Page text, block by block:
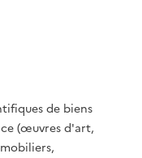
de biens
(œuvres d'art,